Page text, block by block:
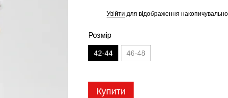
Увійти для відображення
Розмір
42-44 46-48
Купити